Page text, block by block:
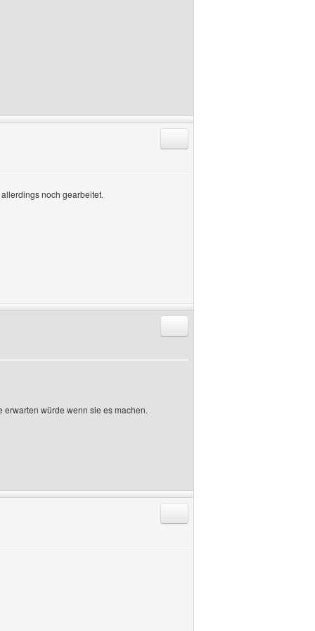
noch gearbeitet.
würde wenn sie es machen.